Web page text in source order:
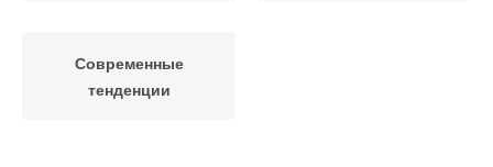
Современные
тенденции